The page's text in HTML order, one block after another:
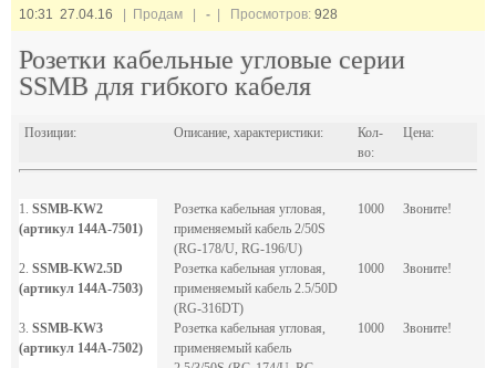
10:31 27.04.16 | Продам | - | Просмотров: 928
Розетки кабельные угловые серии
SSMB для гибкого кабеля
Позиции: Описание, характеристики:
Кол-
во:
Цена:
1. SSMB-KW2
(артикул 144A-7501)
Розетка кабельная угловая,
применяемый кабель 2/50S
(RG-178/U, RG-196/U)
1000 Звоните!
2. SSMB-KW2.5D
(артикул 144A-7503)
Розетка кабельная угловая,
применяемый кабель 2.5/50D
(RG-316DT)
1000 Звоните!
3. SSMB-KW3
(артикул 144A-7502)
Розетка кабельная угловая,
применяемый кабель
1000 Звоните!